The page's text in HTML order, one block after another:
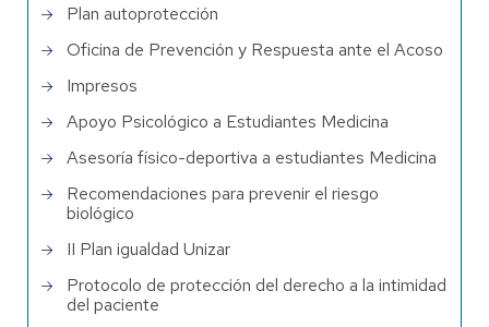
Plan autoprotección
Oficina de Prevención y Respuesta ante el Acoso
Impresos
Apoyo Psicológico a Estudiantes Medicina
Asesoría físico-deportiva a estudiantes Medicina
Recomendaciones para prevenir el riesgo
biológico
II Plan igualdad Unizar
Protocolo de protección del derecho a la intimidad
del paciente